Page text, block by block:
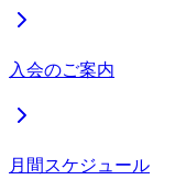
入会のご案内
月間スケジュール